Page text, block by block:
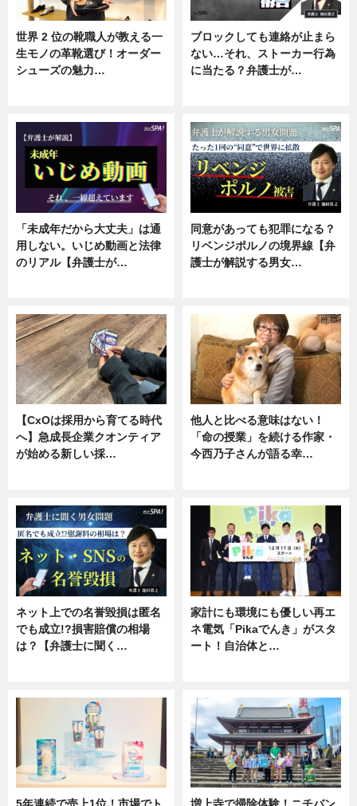
世界 2 位の靴職人が教える一
生モノの革靴選び！オーダー
シューズの魅力…
ブロックしても連絡が止まら
ない…それ、ストーカー行為
に当たる？弁護士が…
「未成年だから大丈夫」は通
用しない。いじめ動画と法律
のリアル【弁護士が…
同意があっても犯罪になる？
リベンジポルノの境界線【弁
護士が解説する男女…
【CxOは採用から育てる時代
へ】急成長企業クオンティア
が始める新しい採…
他人と比べる意味はない！
「命の授業」を続ける作家・
今西乃子さんが語る幸…
ネット上での名誉毀損は匿名
でも成立!?損害賠償の相場
は？【弁護士に聞く…
家計にも環境にも優しい再エ
ネ電気「Pikaでんき」がスタ
ート！自治体と…